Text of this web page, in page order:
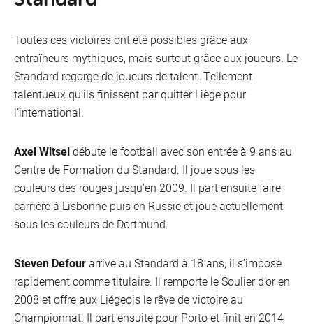
Toutes ces victoires ont été possibles grâce aux
entraîneurs mythiques, mais surtout grâce aux joueurs. Le
Standard regorge de joueurs de talent. Tellement
talentueux qu’ils finissent par quitter Liège pour
l’international.
Axel Witseldébute le football avec son entrée à 9 ans au
Centre de Formation du Standard. Il joue sous les
couleurs des rouges jusqu’en 2009. Il part ensuite faire
carrière à Lisbonne puis en Russie et joue actuellement
sous les couleurs de Dortmund.
Steven Defourarrive au Standard à 18 ans, il s’impose
rapidement comme titulaire. Il remporte le Soulier d’or en
2008 et offre aux Liégeois le rêve de victoire au
Championnat. Il part ensuite pour Porto et finit en 2014